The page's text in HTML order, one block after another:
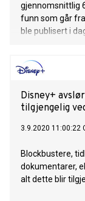
gjennomsnittlig
funn som går
ble publisert i
Disney+
tilgjengelig
3.9.2020 11:00:22
Blockbustere,
dokumentarer,
alt dette blir